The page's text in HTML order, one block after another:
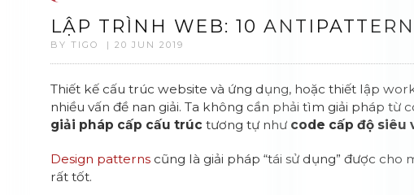
LẬP TRÌNH WEB: 10
BY TIGO | 20 JUN 2019
Thiết kế cấu trúc website và ứng dụng, hoặc thiết lập
nhiều vấn đề nan giải. Ta không cần phải tìm giải pháp từ
giải pháp cấp cấu trúc tương tự như code cấp độ siêu
Design patterns cũng là giải pháp “tái sử dụng” được
rất tốt.